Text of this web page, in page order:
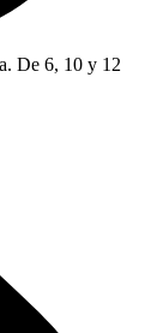
De 6, 10 y 12